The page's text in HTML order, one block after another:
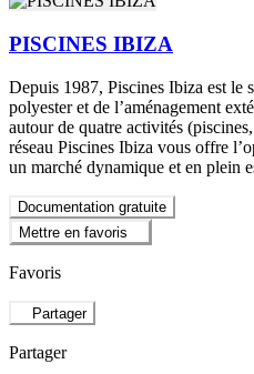
PISCINES IBIZA
Depuis 1987, Piscines Ibiza est le
polyester et de l’aménagement
autour de quatre activités
réseau Piscines Ibiza vous offre
un marché dynamique et en plein
Documentation gratuite
Mettre en favoris
Favoris
Partager
Partager